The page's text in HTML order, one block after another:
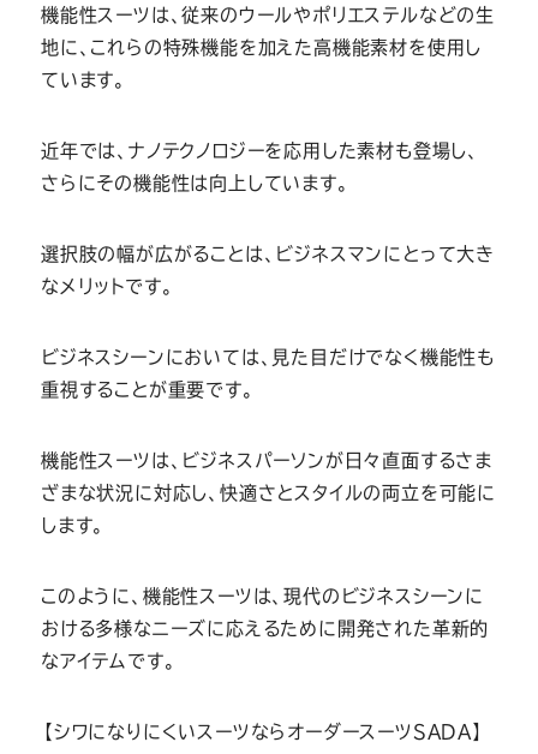
機能性スーツは、従来のウールやポリエステルなどの生
地に、これらの特殊機能を加えた高機能素材を使用し
ています。
近年では、ナノテクノロジーを応用した素材も登場し、
さらにその機能性は向上しています。
選択肢の幅が広がることは、ビジネスマンにとって大き
なメリットです。
ビジネスシーンにおいては、見た目だけでなく機能性も
重視することが重要です。
機能性スーツは、ビジネスパーソンが日々直面するさま
ざまな状況に対応し、快適さとスタイルの両立を可能に
します。
このように、機能性スーツは、現代のビジネスシーンに
おける多様なニーズに応えるために開発された革新的
なアイテムです。
【シワになりにくいスーツならオーダースーツSADA】